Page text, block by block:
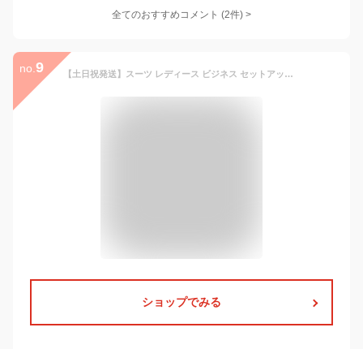
全てのおすすめコメント (2件) >
no. 9 【土日祝発送】スーツ レディース ビジネス セットアップ リクルートスーツ 洗える ストレッチ 3点セット レディーススーツ 大きいサイズ フォーマルスーツ オールシーズン 通勤 就活 オフィス ネイビー 上下 試着チケット対象
ショップでみる